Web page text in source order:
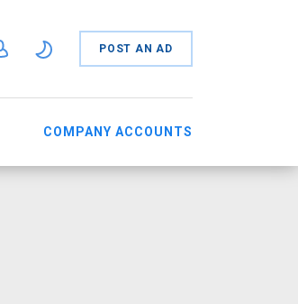
POST AN AD
COMPANY ACCOUNTS